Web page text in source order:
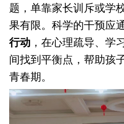
题，单靠家长训斥或学
果有限。科学的干预应
行动，在心理疏导、学
间找到平衡点，帮助孩
青春期。